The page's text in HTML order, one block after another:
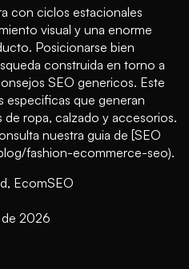
con ciclos estacionales
visual y una enorme
Posicionarse bien
construida en torno a
SEO genericos. Este
que generan
de ropa, calzado y accesorios.
nuestra guia de [SEO
fashion-ecommerce-seo).
EcomSEO
de 2026